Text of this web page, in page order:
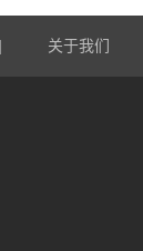
关于我们